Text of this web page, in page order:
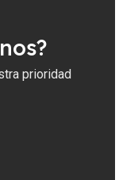
y
los precios
Apple. ¡Haz
prioridad